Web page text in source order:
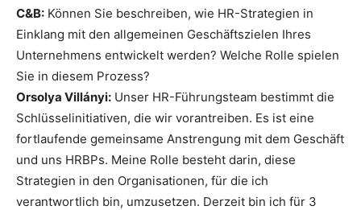
C&B: Können Sie beschreiben, wie HR-Strategien in
Einklang mit den allgemeinen Geschäftszielen Ihres
Unternehmens entwickelt werden? Welche Rolle spielen
Sie in diesem Prozess?
Orsolya Villányi: Unser HR-Führungsteam bestimmt die
Schlüsselinitiativen, die wir vorantreiben. Es ist eine
fortlaufende gemeinsame Anstrengung mit dem Geschäft
und uns HRBPs. Meine Rolle besteht darin, diese
Strategien in den Organisationen, für die ich
verantwortlich bin, umzusetzen. Derzeit bin ich für 3